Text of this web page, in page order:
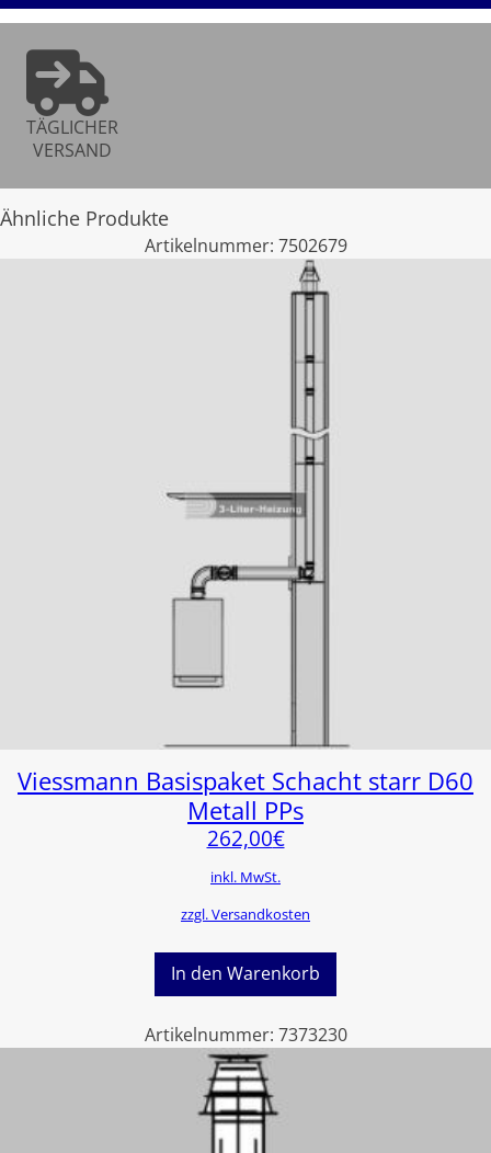
TÄGLICHER
VERSAND
Ähnliche Produkte
Artikelnummer: 7502679
Viessmann Basispaket Schacht starr D60
Metall PPs
262,00€
inkl. MwSt.
zzgl. Versandkosten
In den Warenkorb
Artikelnummer: 7373230